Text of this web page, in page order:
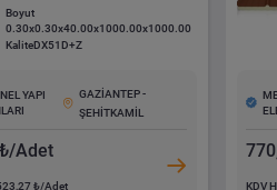
Boyut
0.30x0.30x40.00x1000.00x1000.00
KaliteDX51D+Z
YAPI
GAZİANTEP -
ŞEHİTKAMİL
Adet
₺/Adet KDV